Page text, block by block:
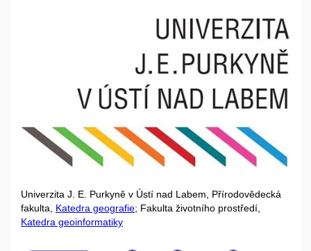
Univerzita J. E. Purkyně v Ústí nad Labem, Přírodovědecká
fakulta, Katedra geografie; Fakulta životního prostředí,
Katedra geoinformatiky